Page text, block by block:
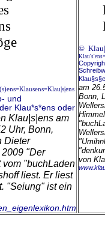
und
Klau*s*ens oder
Klau|s|ens am
Uhr, Bonn,
Dieter
"Der
vom "buchLaden
liest. Er liest
"Seiung" ist ein
©
am
Bonn,
von